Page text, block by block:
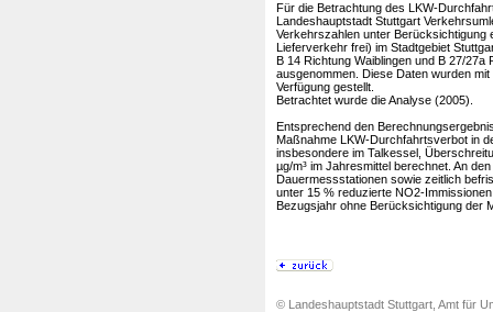
Für die Betrachtung des LKW-
Landeshauptstadt Stuttgart
Verkehrszahlen unter
Lieferverkehr frei) im Stadtgebiet
B 14 Richtung Waiblingen und B 27/
ausgenommen. Diese Daten wurden
Verfügung gestellt.
Betrachtet wurde die Analyse (2005).
Entsprechend den
Maßnahme LKW-Durchfahrtsverbot in
insbesondere im Talkessel,
µg/m³ im Jahresmittel berechnet. An
Dauermessstationen sowie zeitlich
unter 15 % reduzierte NO2-
Bezugsjahr ohne Berücksichtigung der
© Landeshauptstadt Stuttgart, Amt für